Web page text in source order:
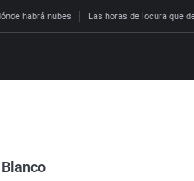
habrá nubes Las horas de locura que